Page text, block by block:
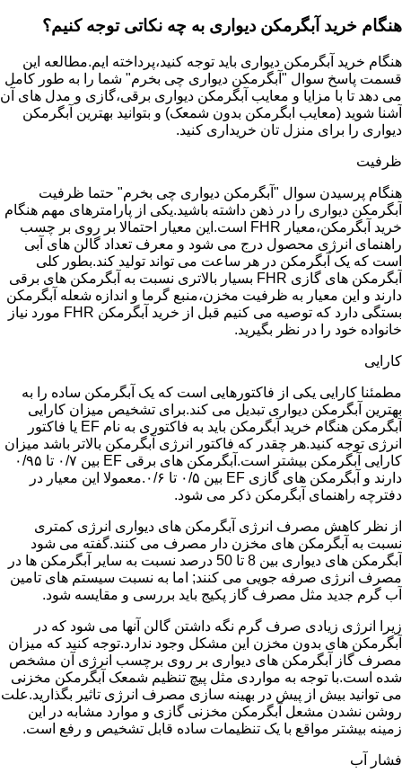
هنگام خرید آبگرمکن دیواری به چه نکاتی توجه کنیم؟
هنگام خرید آبگرمکن دیواری باید توجه کنید،پرداخته ایم.مطالعه این
قسمت پاسخ سوال "آبگرمکن دیواری چی بخرم" شما را به طور کامل
می دهد تا با مزایا و معایب آبگرمکن دیواری برقی،گازی و مدل های آن
آشنا شوید (معایب ابگرمکن بدون شمعک) و بتوانید بهترین آبگرمکن
دیواری را برای منزل تان خریداری کنید.
ظرفیت
هنگام پرسیدن سوال "آبگرمکن دیواری چی بخرم" حتما ظرفیت
آبگرمکن دیواری را در ذهن داشته باشید.یکی از پارامترهای مهم هنگام
خرید آبگرمکن،معیار FHR است.این معیار احتمالا بر روی بر چسب
راهنمای انرژی محصول درج می شود و معرف تعداد گالن های آبی
است که یک آبگرمکن در هر ساعت می تواند تولید کند.بطور کلی
آبگرمکن های گازی FHR بسیار بالاتری نسبت به آبگرمکن های برقی
دارند و این معیار به ظرفیت مخزن،منبع گرما و اندازه شعله آبگرمکن
بستگی دارد که توصیه می کنیم قبل از خرید آبگرمکن FHR مورد نیاز
خانواده خود را در نظر بگیرید.
کارایی
مطمئنا کارایی یکی از فاکتورهایی است که یک آبگرمکن ساده را به
بهترین آبگرمکن دیواری تبدیل می کند.برای تشخیص میزان کارایی
آبگرمکن هنگام خرید آبگرمکن باید به فاکتوری به نام EF یا فاکتور
انرژی توجه کنید.هر چقدر که فاکتور انرژی آبگرمکن بالاتر باشد میزان
کارایی آبگرمکن بیشتر است.آبگرمکن های برقی EF بین ۰/۷ تا ۰/۹۵
دارند و آبگرمکن های گازی EF بین ۰/۵ تا ۰/۶.معمولا این معیار در
دفترچه راهنمای آبگرمکن ذکر می شود.
از نظر کاهش مصرف انرژی آبگرمکن های دیواری انرژی کمتری
نسبت به آبگرمکن های مخزن دار مصرف می کنند.گفته می شود
آبگرمکن های دیواری بین 8 تا 50 درصد نسبت به سایر آبگرمکن ها در
مصرف انرژی صرفه جویی می کنند; اما به نسبت سیستم های تامین
آب گرم جدید مثل مصرف گاز پکیج باید بررسی و مقایسه شود.
زیرا انرژی زیادی صرف گرم نگه داشتن گالن آنها می شود که در
آبگرمکن های بدون مخزن این مشکل وجود ندارد.توجه کنید که میزان
مصرف گاز آبگرمکن های دیواری بر روی برچسب انرژی آن مشخص
شده است.با توجه به مواردی مثل پیچ تنظیم شمعک آبگرمکن مخزنی
می توانید بیش از پیش در بهینه سازی مصرف انرژی تاثیر بگذارید.علت
روشن نشدن مشعل آبگرمکن مخزنی گازی و موارد مشابه در این
زمینه بیشتر مواقع با یک تنظیمات ساده قابل تشخیص و رفع است.
فشار آب